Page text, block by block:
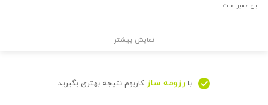
این مسیر است.
نمایش بیشتر
با رزومه ساز کاربوم نتیجه بهتری بگیرید